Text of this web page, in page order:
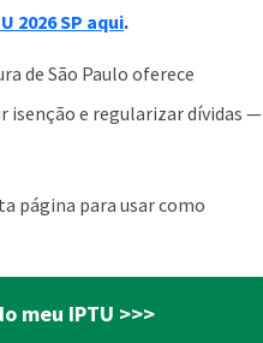
2026 SP aqui.
de São Paulo oferece
e regularizar dívidas —
página para usar como
meu IPTU >>>